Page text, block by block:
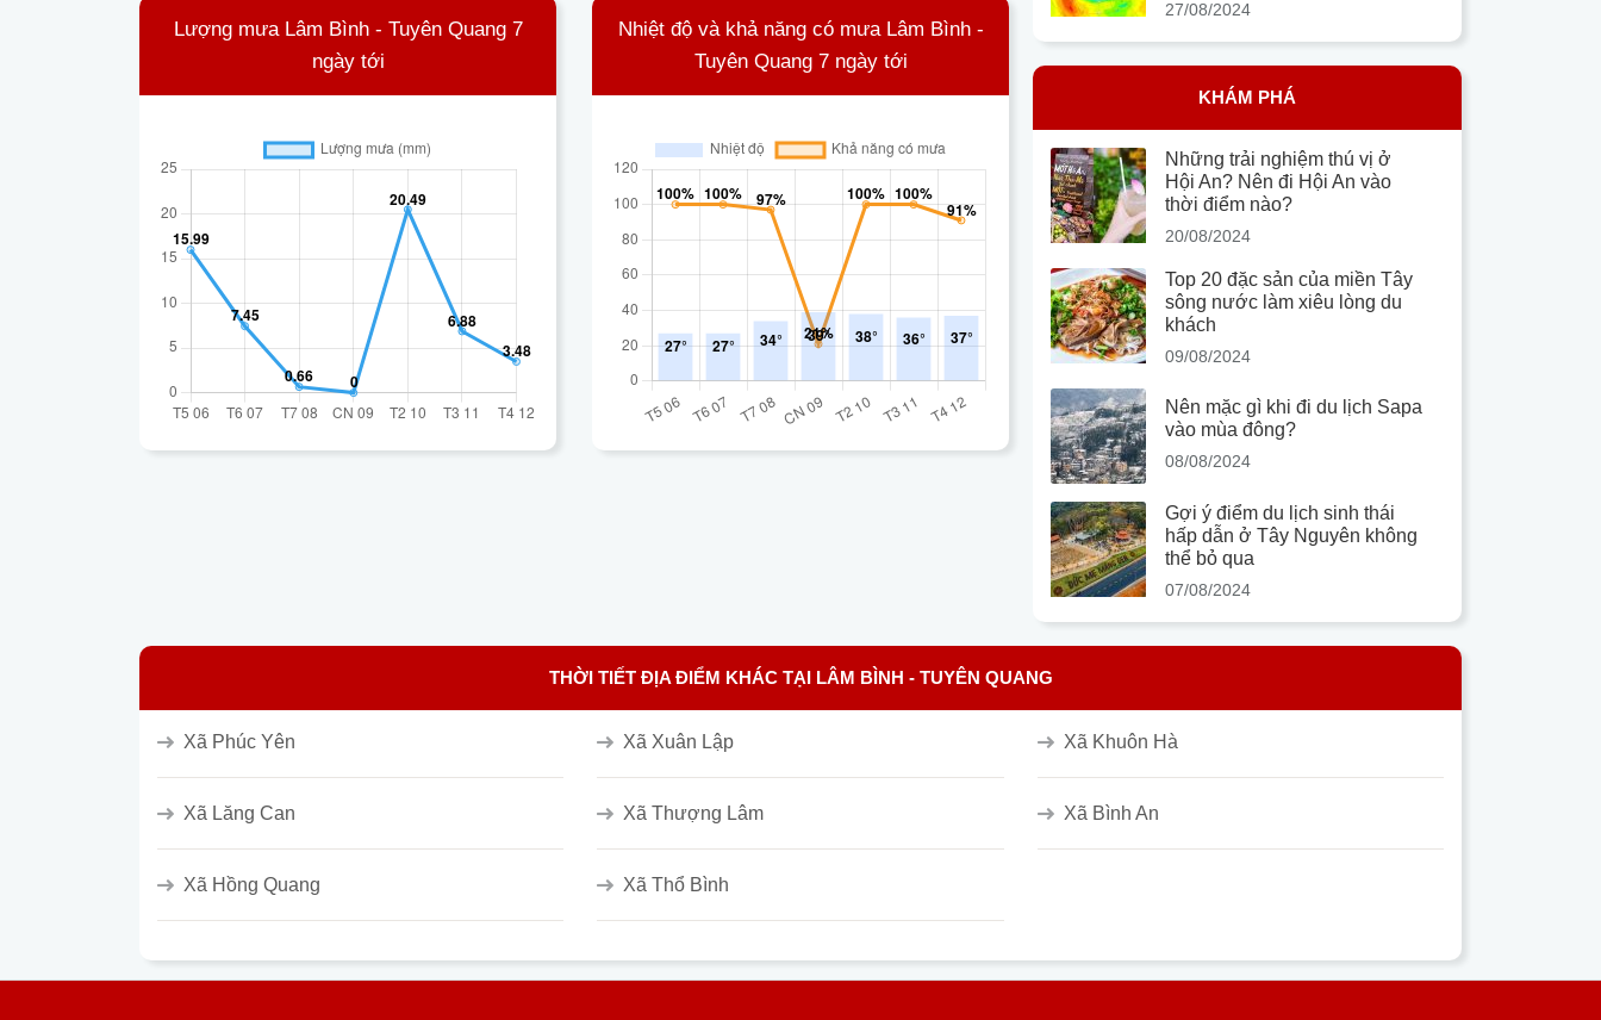
Lượng mưa Lâm Bình - Tuyên Quang 7
ngày tới
Nhiệt độ và khả năng có mưa Lâm Bình -
Tuyên Quang 7 ngày tới
27/08/2024
KHÁM PHÁ
Những trải nghiệm thú vị ở
Hội An? Nên đi Hội An vào
thời điểm nào?
20/08/2024
Top 20 đặc sản của miền Tây
sông nước làm xiêu lòng du
khách
09/08/2024
Nên mặc gì khi đi du lịch Sapa
vào mùa đông?
08/08/2024
Gợi ý điểm du lịch sinh thái
hấp dẫn ở Tây Nguyên không
thể bỏ qua
07/08/2024
THỜI TIẾT ĐỊA ĐIỂM KHÁC TẠI LÂM BÌNH - TUYÊN QUANG
Xã Phúc Yên Xã Xuân Lập Xã Khuôn Hà
Xã Lăng Can Xã Thượng Lâm Xã Bình An
Xã Hồng Quang Xã Thổ Bình